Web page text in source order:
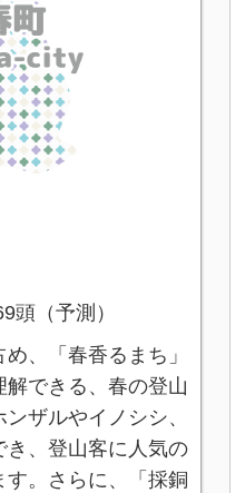
頭（予測）
、「春香るまち」
解できる、春の登山
ザルやイノシシ、
き、登山客に人気の
。さらに、「採銅